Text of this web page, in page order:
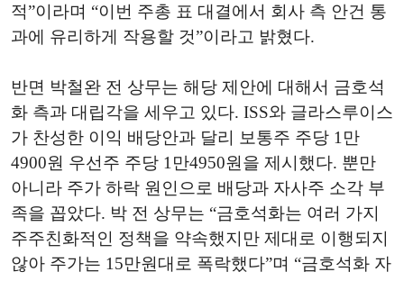
적”이라며 “이번 주총 표 대결에서 회사 측 안건 통
과에 유리하게 작용할 것”이라고 밝혔다.
반면 박철완 전 상무는 해당 제안에 대해서 금호석
화 측과 대립각을 세우고 있다. ISS와 글라스루이스
가 찬성한 이익 배당안과 달리 보통주 주당 1만
4900원 우선주 주당 1만4950원을 제시했다. 뿐만
아니라 주가 하락 원인으로 배당과 자사주 소각 부
족을 꼽았다. 박 전 상무는 “금호석화는 여러 가지
주주친화적인 정책을 약속했지만 제대로 이행되지
않아 주가는 15만원대로 폭락했다”며 “금호석화 자